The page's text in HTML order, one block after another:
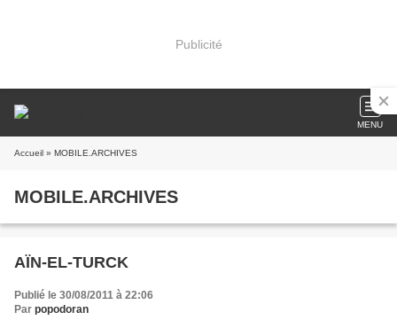
Publicité
MENU
Accueil » MOBILE.ARCHIVES
MOBILE.ARCHIVES
AÏN-EL-TURCK
Publié le 30/08/2011 à 22:06
Par popodoran